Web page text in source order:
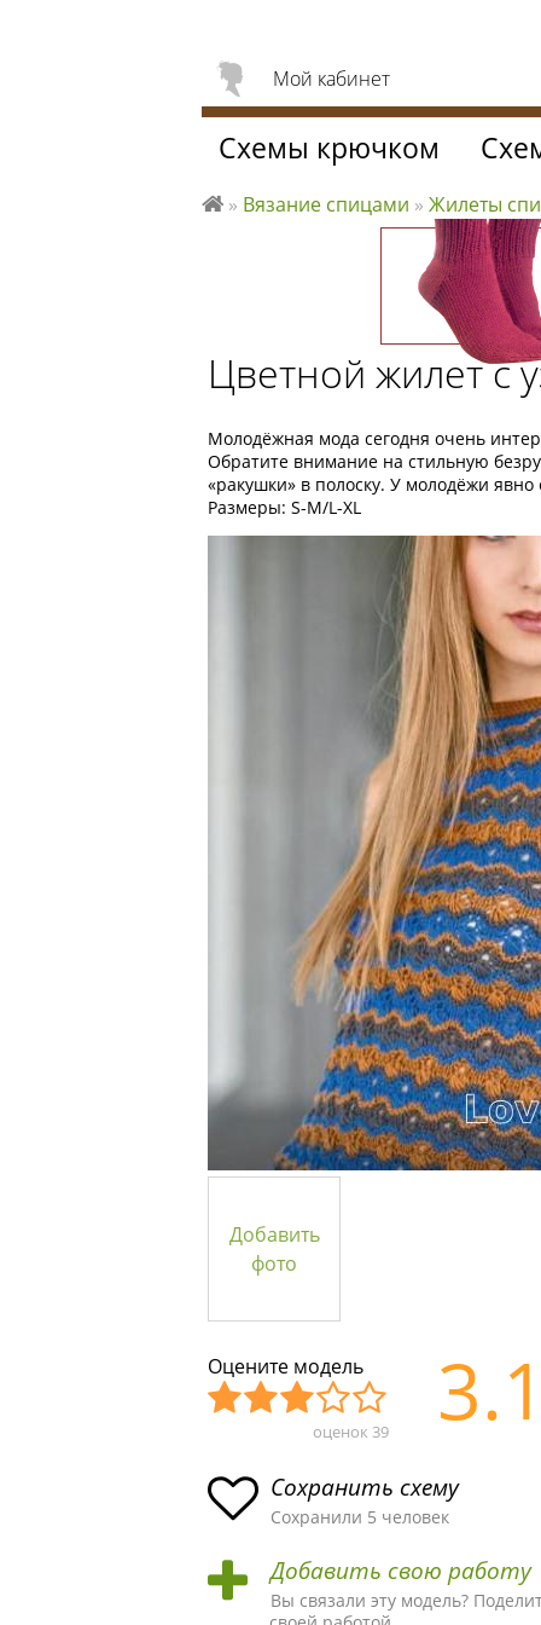
Цветной жилет с
Молодёжная мода сегодня очень
Обратите внимание на стильную
«ракушки» в полоску. У молодёжи явно
Размеры: S-M/L-XL
Добавить
фото
Оцените модель
асн
ая
ма
пло
хая
ма
ыч
ная
ма
Хор
ая
ма
Отл
ая
ма!
оценок 39 3.1
Сохранить схему
Сохранили 5 человек
Добавить свою работу
Вы связали эту модель?
Мой кабинет
Схемы крючком
ть
» Вязание спицами » Жилеты